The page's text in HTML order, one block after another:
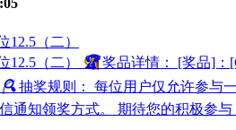
12.5（二）
12.5（二） 🏆奖品详情： [奖品]：
🔍抽奖规则： 每位用户仅允许参与
通知领奖方式。 期待您的积极参